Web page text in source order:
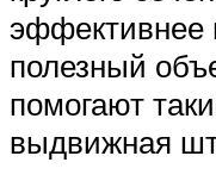
эффективнее
полезный
помогают
выдвижная